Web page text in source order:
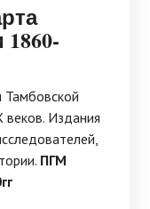
Тамбовской
Издания
ПГМ